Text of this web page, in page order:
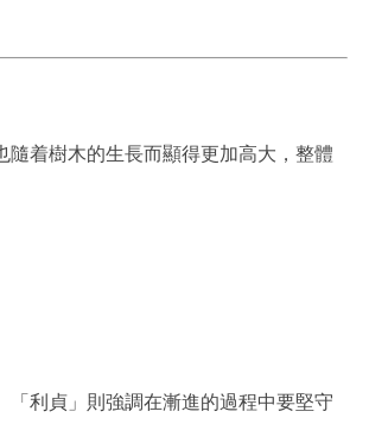
着樹木的生長而顯得更加高大，整體
利貞」則強調在漸進的過程中要堅守